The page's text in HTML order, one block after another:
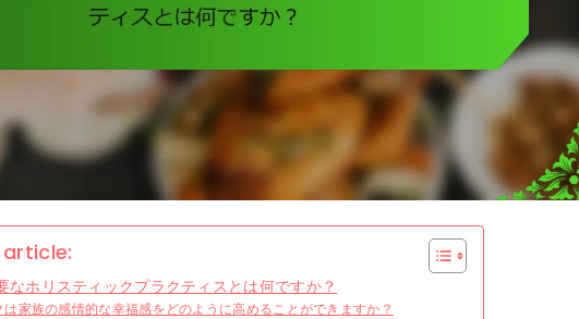
なホリスティックプラクティスとは何ですか？
家族の感情的な幸福感をどのように高めることができますか？